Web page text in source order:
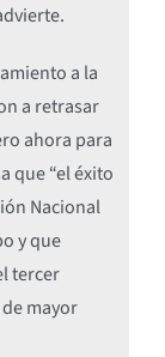
a la
a retrasar
ahora para
que “el éxito
Nacional
y que
tercer
mayor